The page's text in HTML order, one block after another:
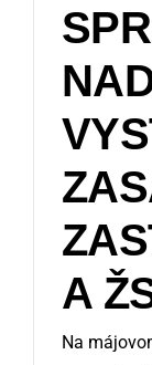
A
Na